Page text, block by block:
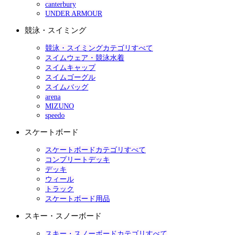
canterbury
UNDER ARMOUR
競泳・スイミング
競泳・スイミングカテゴリすべて
スイムウェア・競泳水着
スイムキャップ
スイムゴーグル
スイムバッグ
arena
MIZUNO
speedo
スケートボード
スケートボードカテゴリすべて
コンプリートデッキ
デッキ
ウィール
トラック
スケートボード用品
スキー・スノーボード